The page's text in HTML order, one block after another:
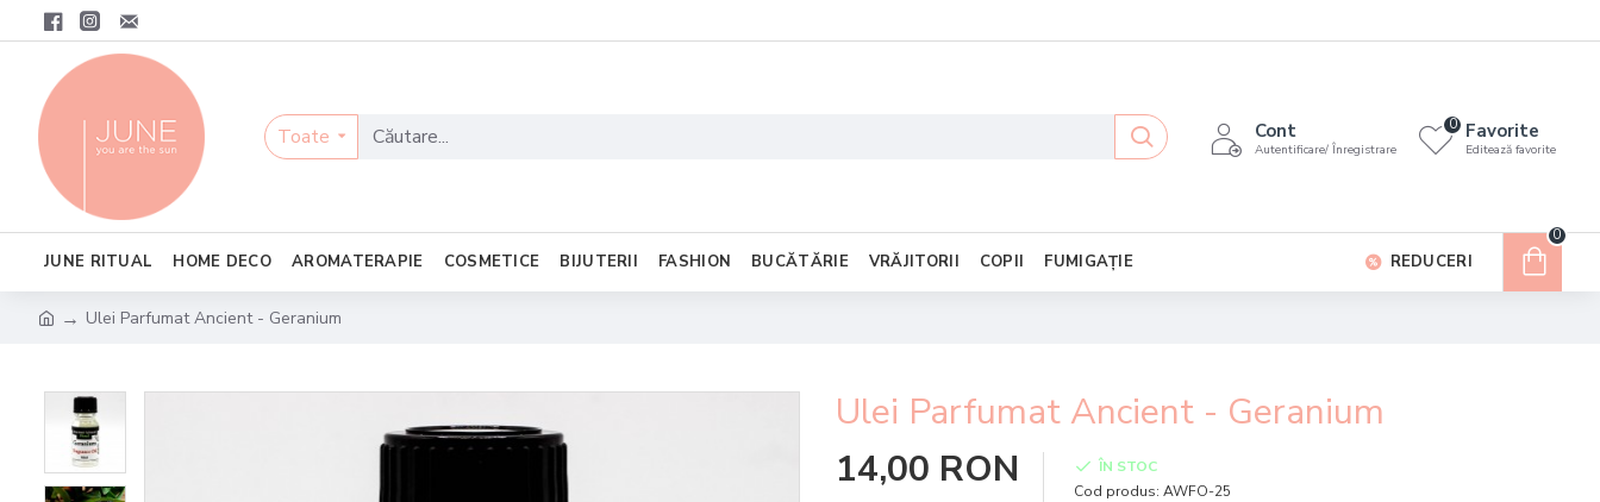
Toate Cont
Autentificare/ Înregistrare
Favorite
Editează favorite
0
JUNE RITUAL HOME DECO AROMATERAPIE COSMETICE BIJUTERII FASHION BUCĂTĂRIE VRĂJITORII COPII FUMIGAȚIE REDUCERI
0
Ulei Parfumat Ancient - Geranium
Ulei Parfumat Ancient - Geranium
14,00 RON
ÎN STOC
Cod produs: AWFO-25